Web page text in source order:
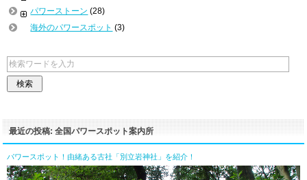
パワーストーン (28)
海外のパワースポット (3)
最近の投稿: 全国パワースポット案内所
パワースポット！由緒ある古社「別立岩神社」を紹介！